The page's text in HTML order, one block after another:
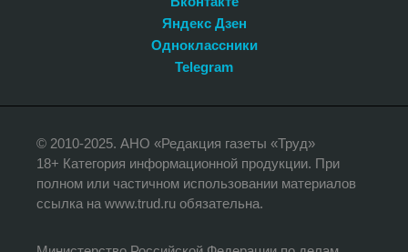
Яндекс Дзен
Одноклассники
Telegram
© 2010-2025. АНО «Редакция газеты «Труд»
18+ Категория информационной продукции. При
полном или частичном использовании материалов
ссылка на www.trud.ru обязательна.